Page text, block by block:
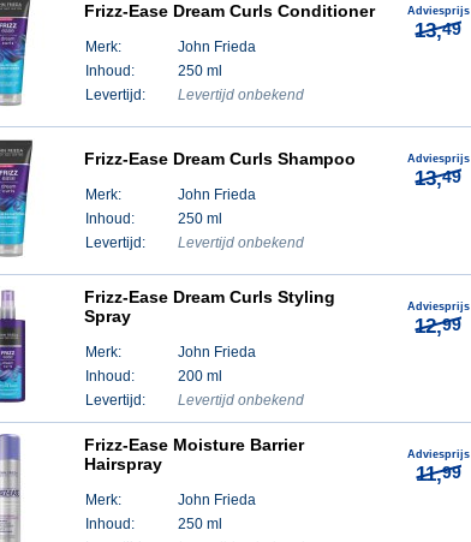
Frizz-Ease Dream Curls Conditioner
Merk:
John Frieda
Inhoud:
250 ml
Levertijd:
Levertijd onbekend
Adviesprijs
13,49
Frizz-Ease Dream Curls Shampoo
Merk:
John Frieda
Inhoud:
250 ml
Levertijd:
Levertijd onbekend
Adviesprijs
13,49
Frizz-Ease Dream Curls Styling
Spray
Merk:
John Frieda
Inhoud:
200 ml
Levertijd:
Levertijd onbekend
Adviesprijs
12,99
Frizz-Ease Moisture Barrier
Hairspray
Merk:
John Frieda
Inhoud:
250 ml
Adviesprijs
11,99